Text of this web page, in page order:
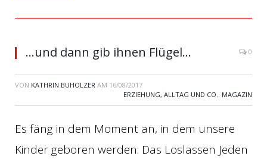
…und dann gib ihnen Flügel… 0
VON KATHRIN BUHOLZER AM 16/08/2017
ERZIEHUNG, ALLTAG UND CO., MAGAZIN
Es fäng in dem Moment an, in dem unsere
Kinder geboren werden: Das Loslassen Jeden